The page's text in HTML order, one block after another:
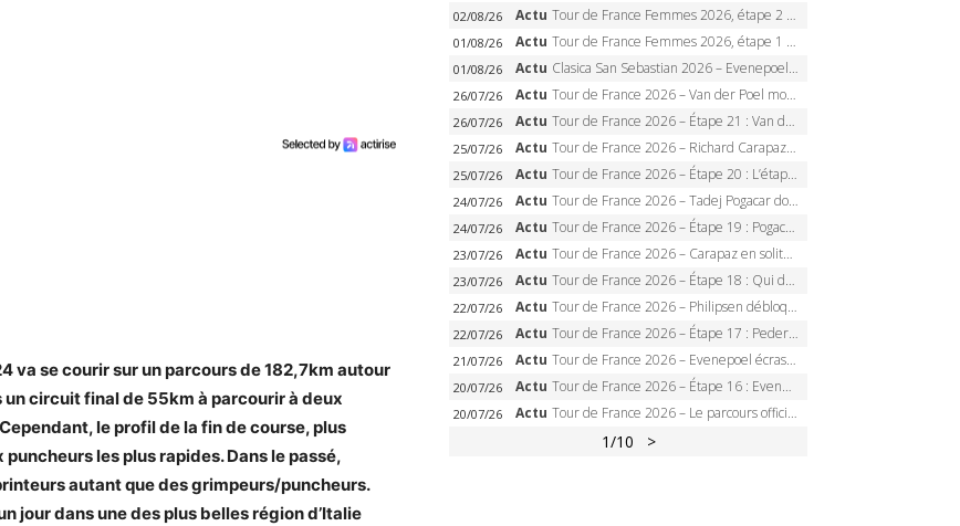
va se courir sur un parcours de 182,7km autour
circuit final de 55km à parcourir à deux
le profil de la fin de course, plus
les plus rapides. Dans le passé,
autant que des grimpeurs/puncheurs.
jour dans une des plus belles région d’Italie
02/08/26 Actu Tour de France Femmes 2026, étape 2 – Lorena Wiebes doublé à Genève, Markus héroïque, 7e record
01/08/26 Actu Tour de France Femmes 2026, étape 1 – Lorena Wiebes intouchable à Lausanne, premier maillot jaune
01/08/26 Actu Clasica San Sebastian 2026 – Evenepoel recordman, 4e victoire, Carapaz battu au sprint
26/07/26 Actu Tour de France 2026 – Van der Poel monumental à Paris, Pogacar égale le record des cinq sacres
26/07/26 Actu Tour de France 2026 – Étape 21 : Van der Poel, Pogacar, qui succédera à Wout van Aert sur les Champs-Elysées ?
25/07/26 Actu Tour de France 2026 – Richard Carapaz roi des Alpes, doublé et maillot à pois, Seixas perd le podium
25/07/26 Actu Tour de France 2026 – Étape 20 : L’étape reine, Galibier, Sarenne, Alpe d’Huez, qui succédera à Pogacar ?
24/07/26 Actu Tour de France 2026 – Tadej Pogacar dompte l’Alpe d’Huez, 5e victoire, record de Pantani pulvérisé
24/07/26 Actu Tour de France 2026 – Étape 19 : Pogacar peut-il enfin dompter l’Alpe d’Huez ?
23/07/26 Actu Tour de France 2026 – Carapaz en solitaire à Orcières-Merlette, Paret-Peintre à un point du maillot à pois
23/07/26 Actu Tour de France 2026 – Étape 18 : Qui domptera Orcières-Merlette, première marche vers l’Alpe d’Huez ?
22/07/26 Actu Tour de France 2026 – Philipsen débloque son compteur à Voiron, Pedersen en danger pour le maillot vert
22/07/26 Actu Tour de France 2026 – Étape 17 : Pedersen peut-il verrouiller le maillot vert à Voiron ?
21/07/26 Actu Tour de France 2026 – Evenepoel écrase le chrono d’Évian, Seixas 4e, Lipowitz abandonne
20/07/26 Actu Tour de France 2026 – Étape 16 : Evenepoel, Pogacar, Ganna… qui domptera le chrono d’Évian pour redessiner le podium ?
20/07/26 Actu Tour de France 2026 – Le parcours officiel complet : 21 étapes, profils, carte et dates
1/10 >